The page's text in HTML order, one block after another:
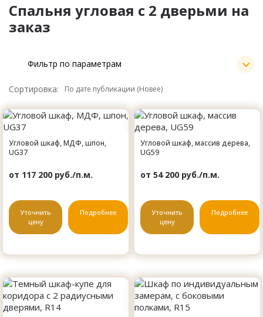
Спальня угловая с 2 дверьми на
заказ
Фильтр по параметрам
Сортировка:
Угловой шкаф, МДФ, шпон,
UG37
от 117 200 руб./п.м.
Уточнить
цену
Подробнее
Угловой шкаф, массив дерева,
UG59
от 54 200 руб./п.м.
Уточнить
цену
Подробнее